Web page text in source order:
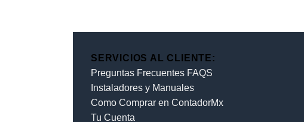
SERVICIOS AL CLIENTE:
Preguntas Frecuentes FAQS
Instaladores y Manuales
Como Comprar en ContadorMx
Tu Cuenta